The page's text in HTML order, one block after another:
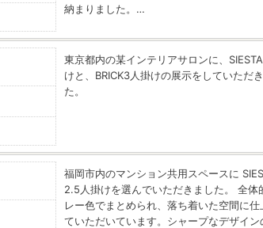
納まりました。…
東京都内の某インテリアサロンに、
けと、BRICK3人掛けの展示をしていただ
た。
福岡市内のマンション共用スペースに
2.5人掛けを選んでいただきました。 全体
レー色でまとめられ、落ち着いた空間に仕
ていただいています。シャープなデザイン